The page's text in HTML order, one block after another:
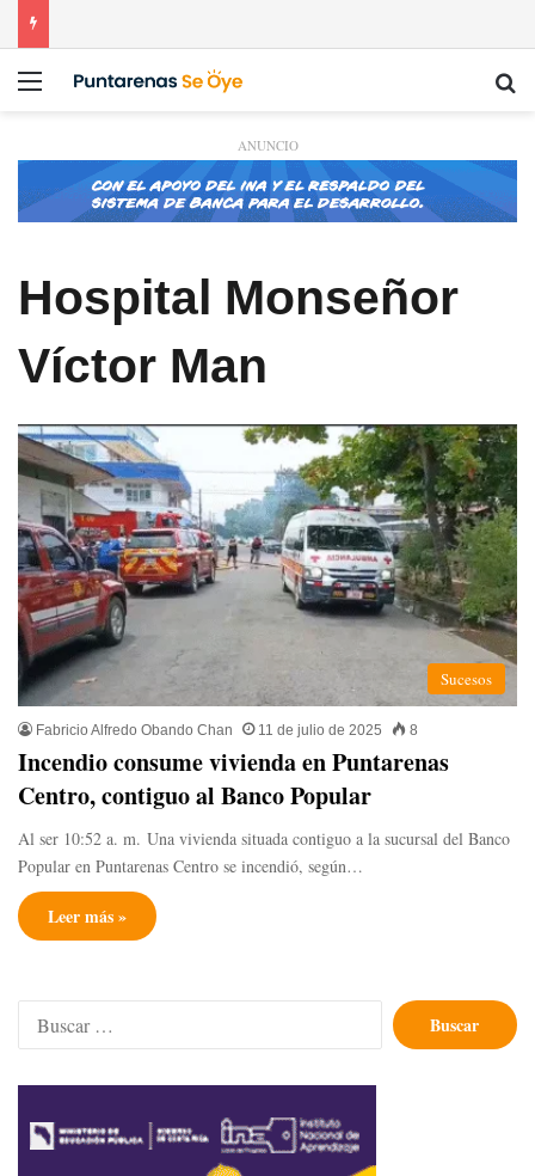
Menú
ANUNCIO
Hospital Monseñor
Víctor Man
Sucesos
Fabricio Alfredo Obando Chan 11 de julio de 2025 8
Incendio consume vivienda en Puntarenas
Centro, contiguo al Banco Popular
Al ser 10:52 a. m. Una vivienda situada contiguo a la sucursal del Banco
Popular en Puntarenas Centro se incendió, según…
Leer más »
Buscar: